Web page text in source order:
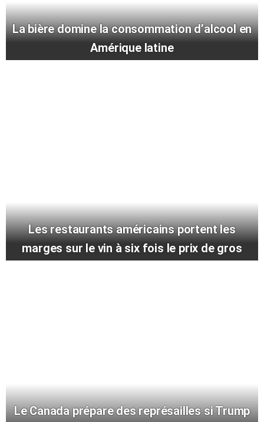
La bière domine la consommation d’alcool en
Amérique latine
Les restaurants américains portent les
marges sur le vin à six fois le prix de gros
Le Canada prépare des représailles si Trump